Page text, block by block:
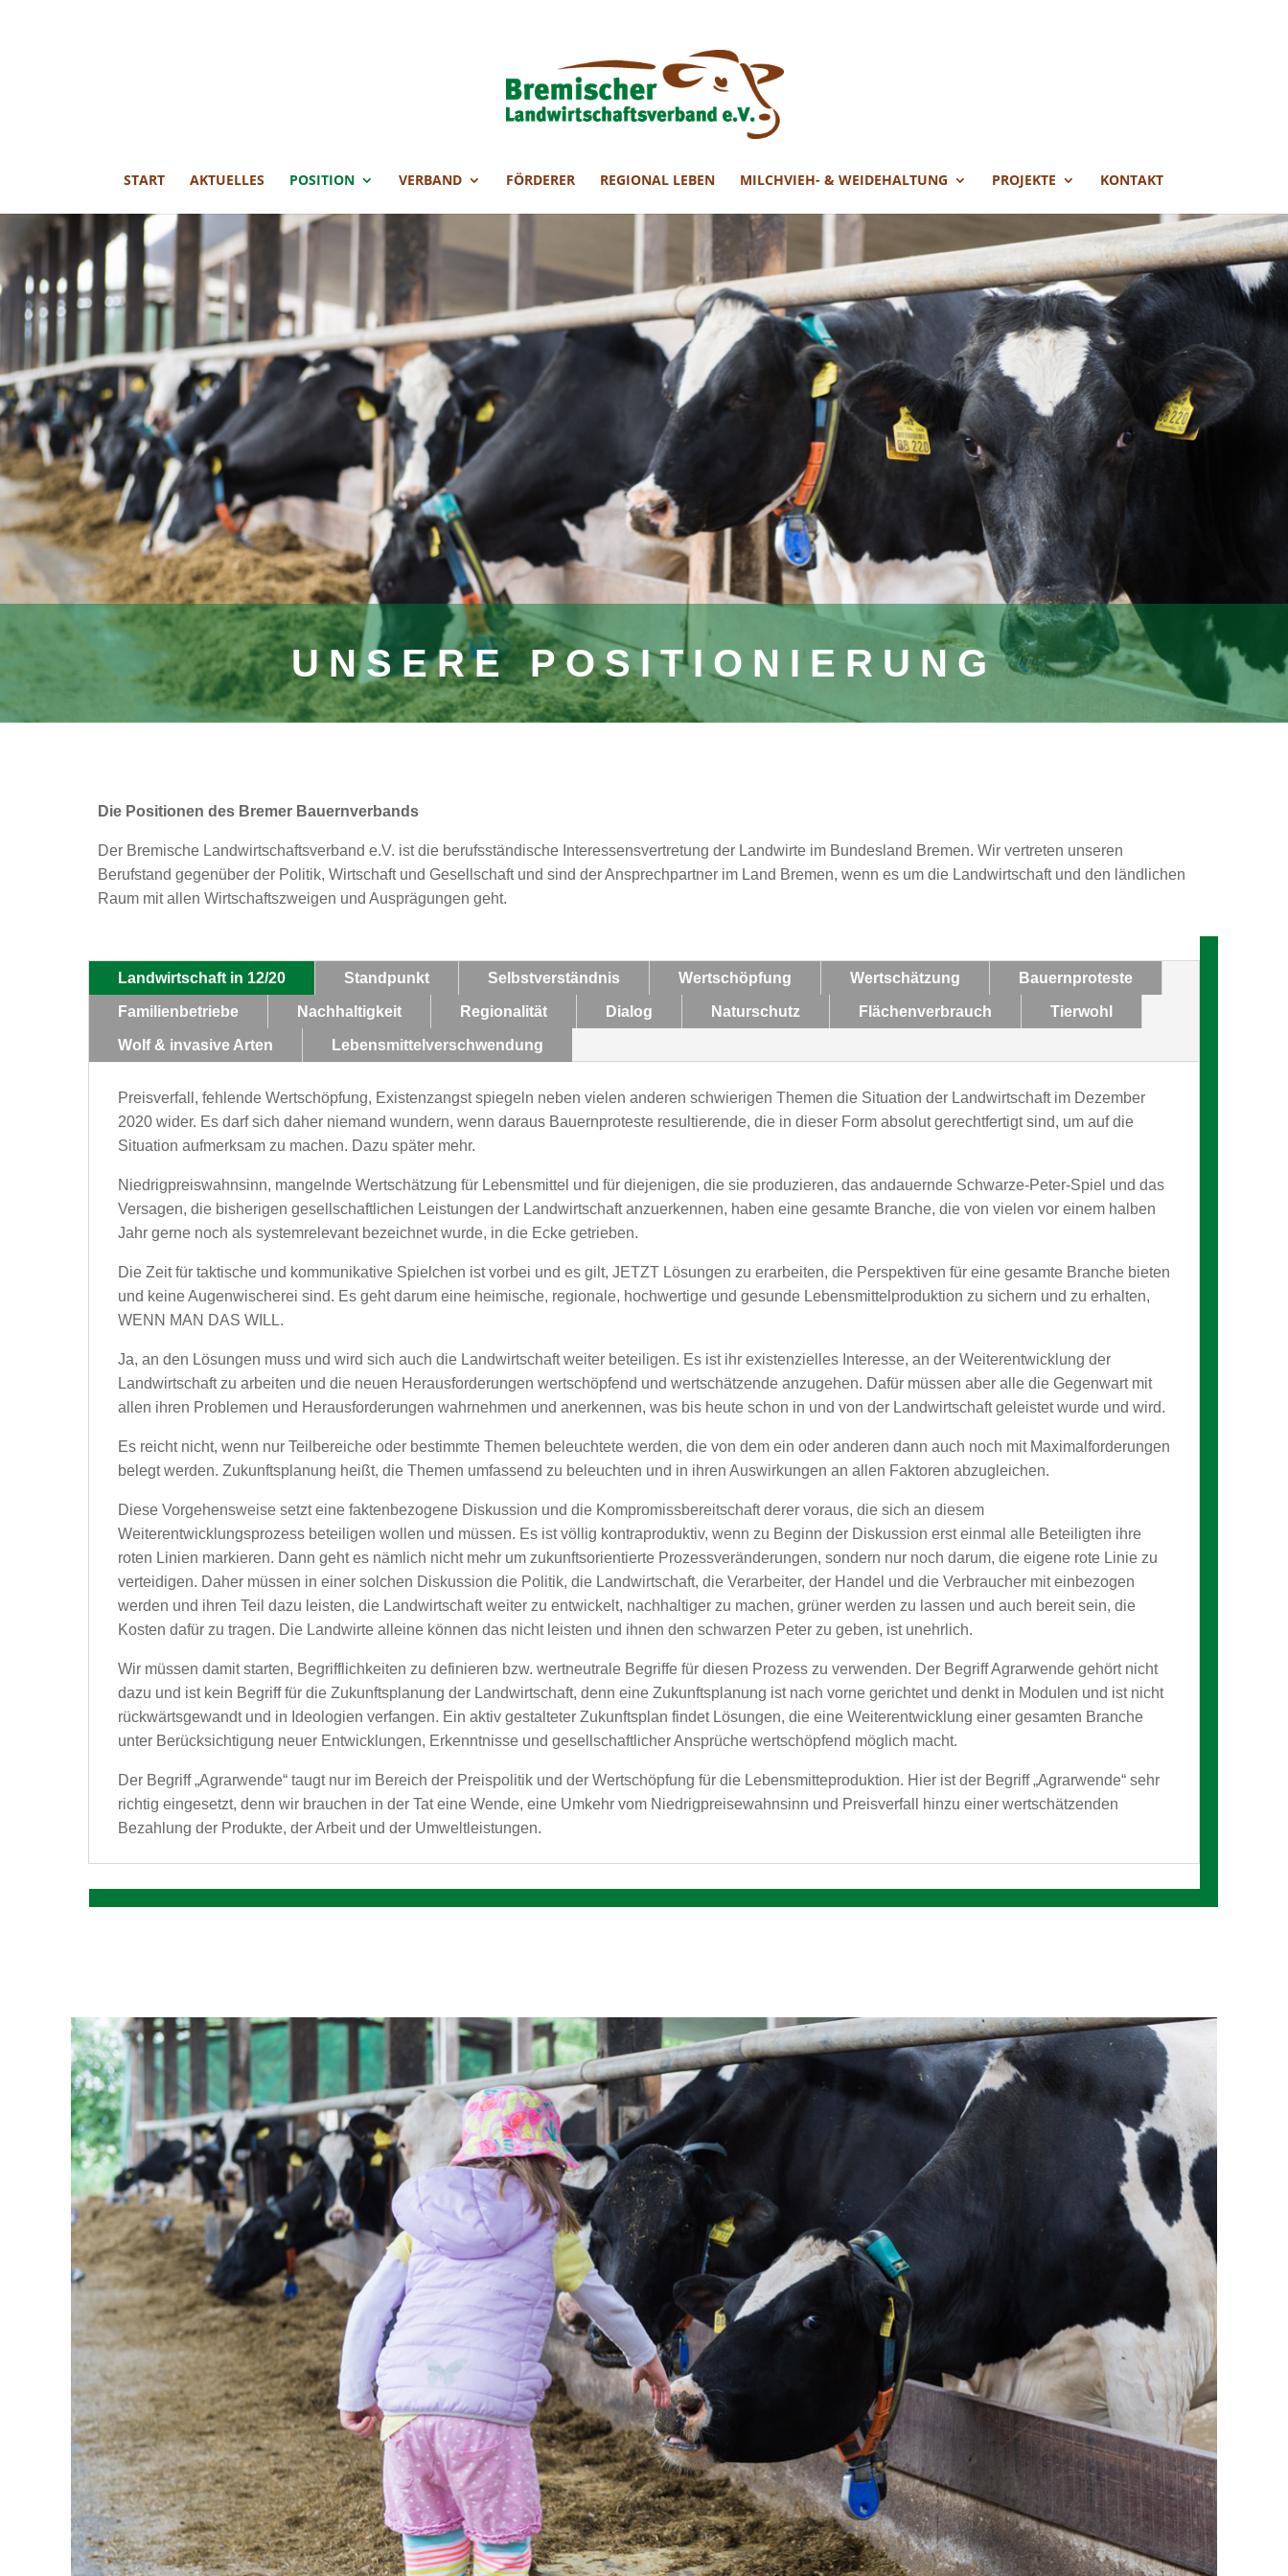
START AKTUELLES POSITION VERBAND FÖRDERER REGIONAL LEBEN MILCHVIEH- & WEIDEHALTUNG PROJEKTE KONTAKT
UNSERE POSITIONIERUNG
Die Positionen des Bremer Bauernverbands
Der Bremische Landwirtschaftsverband e.V. ist die berufsständische Interessensvertretung der Landwirte im Bundesland Bremen. Wir vertreten unseren
Berufstand gegenüber der Politik, Wirtschaft und Gesellschaft und sind der Ansprechpartner im Land Bremen, wenn es um die Landwirtschaft und den ländlichen
Raum mit allen Wirtschaftszweigen und Ausprägungen geht.
Landwirtschaft in 12/20 Standpunkt Selbstverständnis Wertschöpfung Wertschätzung Bauernproteste
Familienbetriebe Nachhaltigkeit Regionalität Dialog Naturschutz Flächenverbrauch Tierwohl
Wolf & invasive Arten Lebensmittelverschwendung
Preisverfall, fehlende Wertschöpfung, Existenzangst spiegeln neben vielen anderen schwierigen Themen die Situation der Landwirtschaft im Dezember
2020 wider. Es darf sich daher niemand wundern, wenn daraus Bauernproteste resultierende, die in dieser Form absolut gerechtfertigt sind, um auf die
Situation aufmerksam zu machen. Dazu später mehr.
Niedrigpreiswahnsinn, mangelnde Wertschätzung für Lebensmittel und für diejenigen, die sie produzieren, das andauernde Schwarze-Peter-Spiel und das
Versagen, die bisherigen gesellschaftlichen Leistungen der Landwirtschaft anzuerkennen, haben eine gesamte Branche, die von vielen vor einem halben
Jahr gerne noch als systemrelevant bezeichnet wurde, in die Ecke getrieben.
Die Zeit für taktische und kommunikative Spielchen ist vorbei und es gilt, JETZT Lösungen zu erarbeiten, die Perspektiven für eine gesamte Branche bieten
und keine Augenwischerei sind. Es geht darum eine heimische, regionale, hochwertige und gesunde Lebensmittelproduktion zu sichern und zu erhalten,
WENN MAN DAS WILL.
Ja, an den Lösungen muss und wird sich auch die Landwirtschaft weiter beteiligen. Es ist ihr existenzielles Interesse, an der Weiterentwicklung der
Landwirtschaft zu arbeiten und die neuen Herausforderungen wertschöpfend und wertschätzende anzugehen. Dafür müssen aber alle die Gegenwart mit
allen ihren Problemen und Herausforderungen wahrnehmen und anerkennen, was bis heute schon in und von der Landwirtschaft geleistet wurde und wird.
Es reicht nicht, wenn nur Teilbereiche oder bestimmte Themen beleuchtete werden, die von dem ein oder anderen dann auch noch mit Maximalforderungen
belegt werden. Zukunftsplanung heißt, die Themen umfassend zu beleuchten und in ihren Auswirkungen an allen Faktoren abzugleichen.
Diese Vorgehensweise setzt eine faktenbezogene Diskussion und die Kompromissbereitschaft derer voraus, die sich an diesem
Weiterentwicklungsprozess beteiligen wollen und müssen. Es ist völlig kontraproduktiv, wenn zu Beginn der Diskussion erst einmal alle Beteiligten ihre
roten Linien markieren. Dann geht es nämlich nicht mehr um zukunftsorientierte Prozessveränderungen, sondern nur noch darum, die eigene rote Linie zu
verteidigen. Daher müssen in einer solchen Diskussion die Politik, die Landwirtschaft, die Verarbeiter, der Handel und die Verbraucher mit einbezogen
werden und ihren Teil dazu leisten, die Landwirtschaft weiter zu entwickelt, nachhaltiger zu machen, grüner werden zu lassen und auch bereit sein, die
Kosten dafür zu tragen. Die Landwirte alleine können das nicht leisten und ihnen den schwarzen Peter zu geben, ist unehrlich.
Wir müssen damit starten, Begrifflichkeiten zu definieren bzw. wertneutrale Begriffe für diesen Prozess zu verwenden. Der Begriff Agrarwende gehört nicht
dazu und ist kein Begriff für die Zukunftsplanung der Landwirtschaft, denn eine Zukunftsplanung ist nach vorne gerichtet und denkt in Modulen und ist nicht
rückwärtsgewandt und in Ideologien verfangen. Ein aktiv gestalteter Zukunftsplan findet Lösungen, die eine Weiterentwicklung einer gesamten Branche
unter Berücksichtigung neuer Entwicklungen, Erkenntnisse und gesellschaftlicher Ansprüche wertschöpfend möglich macht.
Der Begriff „Agrarwende“ taugt nur im Bereich der Preispolitik und der Wertschöpfung für die Lebensmitteproduktion. Hier ist der Begriff „Agrarwende“ sehr
richtig eingesetzt, denn wir brauchen in der Tat eine Wende, eine Umkehr vom Niedrigpreisewahnsinn und Preisverfall hinzu einer wertschätzenden
Bezahlung der Produkte, der Arbeit und der Umweltleistungen.